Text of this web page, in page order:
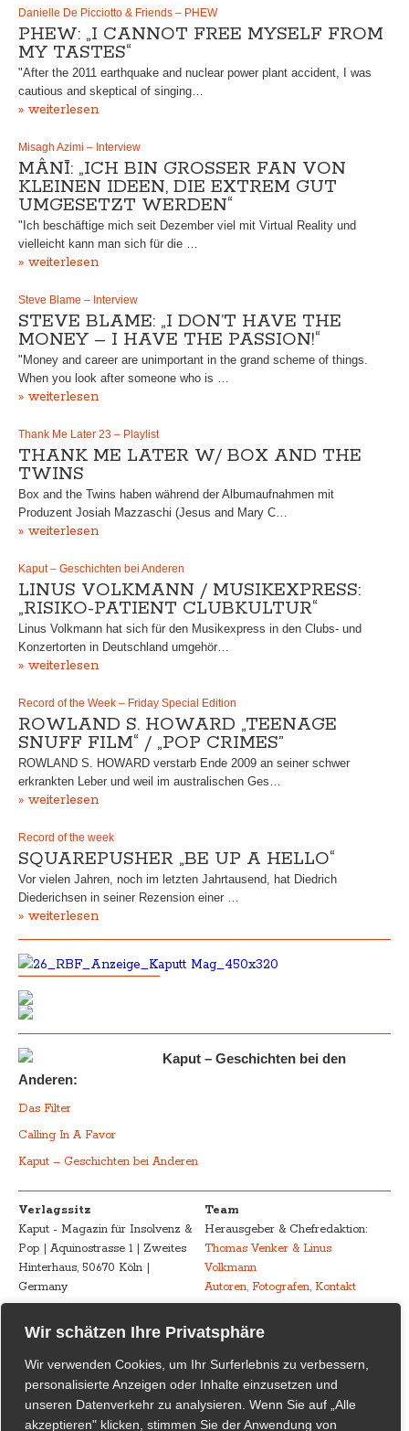
Wir schätzen Ihre Privatsphäre
Wir verwenden Cookies, um Ihr Surferlebnis zu verbessern,
personalisierte Anzeigen oder Inhalte einzusetzen und
unseren Datenverkehr zu analysieren. Wenn Sie auf „Alle
akzeptieren" klicken, stimmen Sie der Anwendung von
Danielle De Picciotto & Friends – PHEW
PHEW: „I CANNOT FREE MYSELF FROM
MY TASTES“
"After the 2011 earthquake and nuclear power plant accident, I was
cautious and skeptical of singing…
» weiterlesen
Misagh Azimi – Interview
MÂNĪ: „ICH BIN GROSSER FAN VON K
LEINEN IDEEN, DIE EXTREM GUT U
MGESETZT WERDEN“
"Ich beschäftige mich seit Dezember viel mit Virtual Reality und
vielleicht kann man sich für die …
» weiterlesen
Steve Blame – Interview
STEVE BLAME: „I DON’T HAVE THE
MONEY – I HAVE THE PASSION!“
"Money and career are unimportant in the grand scheme of things.
When you look after someone who is …
» weiterlesen
Thank Me Later 23 – Playlist
THANK ME LATER W/ BOX AND THE
TWINS
Box and the Twins haben während der Albumaufnahmen mit
Produzent Josiah Mazzaschi (Jesus and Mary C…
» weiterlesen
Kaput – Geschichten bei Anderen
LINUS VOLKMANN / MUSIKEXPRESS:
„RISIKO-PATIENT CLUBKULTUR“
Linus Volkmann hat sich für den Musikexpress in den Clubs- und
Konzertorten in Deutschland umgehör…
» weiterlesen
Record of the Week – Friday Special Edition
ROWLAND S. HOWARD „TEENAGE
SNUFF FILM“ / „POP CRIMES”
ROWLAND S. HOWARD verstarb Ende 2009 an seiner schwer
erkrankten Leber und weil im australischen Ges…
» weiterlesen
Record of the week
SQUAREPUSHER „BE UP A HELLO“
Vor vielen Jahren, noch im letzten Jahrtausend, hat Diedrich
Diederichsen in seiner Rezension einer …
» weiterlesen
Kaput – Geschichten bei den
Anderen:
Das Filter
Calling In A Favor
Kaput – Geschichten bei Anderen
Verlagssitz
Kaput - Magazin für Insolvenz &
Pop | Aquinostrasse 1 | Zweites
Hinterhaus, 50670 Köln |
Germany
Team
Herausgeber & Chefredaktion:
Thomas Venker & Linus
Volkmann
Autoren, Fotografen, Kontakt
Advertising
Pop
marketing@kaput-mag.com
Impressum – Legal
Urheberrecht /
Inhaltliche Verantwortung /
Rechtswirksamkeit